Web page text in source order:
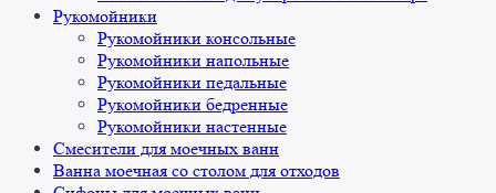
Рукомойники
Рукомойники консольные
Рукомойники напольные
Рукомойники педальные
Рукомойники бедренные
Рукомойники настенные
Смесители для моечных ванн
Ванна моечная со столом для отходов